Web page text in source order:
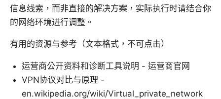
信息线索，而非直接的解决方案，实际执行时请结合你
的网络环境进行调整。
有用的资源与参考（文本格式，不可点击）
运营商公开资料和诊断工具说明 - 运营商官网
VPN协议对比与原理 -
en.wikipedia.org/wiki/Virtual_private_network